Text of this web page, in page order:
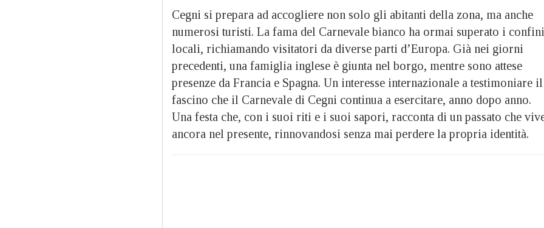
Cegni si prepara ad accogliere non solo gli abitanti della zona, ma anche
numerosi turisti. La fama del Carnevale bianco ha ormai superato i confini
locali, richiamando visitatori da diverse parti d’Europa. Già nei giorni
precedenti, una famiglia inglese è giunta nel borgo, mentre sono attese
presenze da Francia e Spagna. Un interesse internazionale a testimoniare il
fascino che il Carnevale di Cegni continua a esercitare, anno dopo anno.
Una festa che, con i suoi riti e i suoi sapori, racconta di un passato che
ancora nel presente, rinnovandosi senza mai perdere la propria identità.